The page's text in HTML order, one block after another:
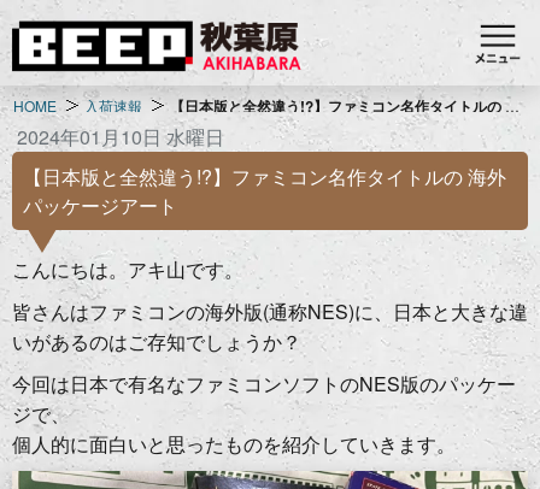
HOME 入荷速報 【日本版と全然違う!?】ファミコン名作タイトルの 海外パッケージアート
2024年01月10日 水曜日
【日本版と全然違う!?】ファミコン名作タイトルの 海外
パッケージアート
こんにちは。アキ山です。
皆さんはファミコンの海外版(通称NES)に、日本と大きな違
いがあるのはご存知でしょうか？
今回は日本で有名なファミコンソフトのNES版のパッケー
ジで、
個人的に面白いと思ったものを紹介していきます。